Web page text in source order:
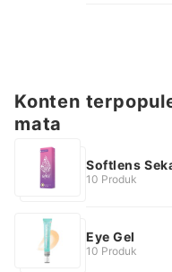
Konten
mata
Softlens
10 Produk
Eye Gel
10 Produk